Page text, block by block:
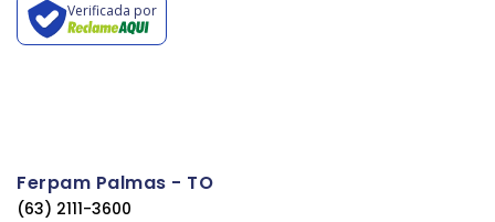
Verificada por
Ferpam Palmas - TO
(63) 2111-3600